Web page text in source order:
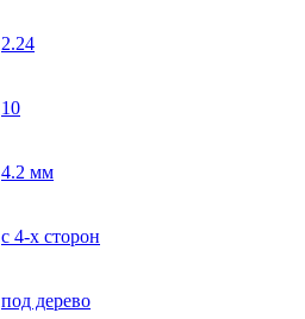
2.24
10
4.2 мм
с 4-х сторон
под дерево